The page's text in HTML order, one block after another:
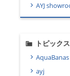
AYJ
トピックス
AquaBanas
ayj